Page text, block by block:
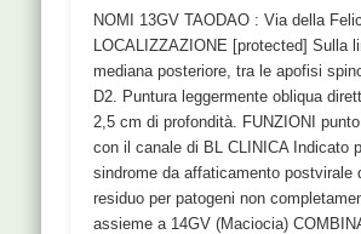
NOMI 13GV TAODAO : Via della
LOCALIZZAZIONE [protected] Sulla
mediana posteriore, tra le apofisi
D2. Puntura leggermente obliqua
2,5 cm di profondità. FUNZIONI
con il canale di BL CLINICA Indicato
sindrome da affaticamento postvirale
residuo per patogeni non
assieme a 14GV (Maciocia)